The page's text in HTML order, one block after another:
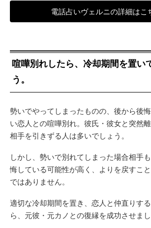
電話占いヴェルニの詳細はこ
喧嘩別れしたら、冷却期間を置い
う。
勢いでやってしまったものの、後から後
い恋人との喧嘩別れ。彼氏・彼女と突然離
相手を引きずる人は多いでしょう。
しかし、勢いで別れてしまった場合相手
悔している可能性が高く、よりを戻すこ
ではありません。
適切な冷却期間を置き、恋人と仲直りす
ら、元彼・元カノとの復縁を成功させまし